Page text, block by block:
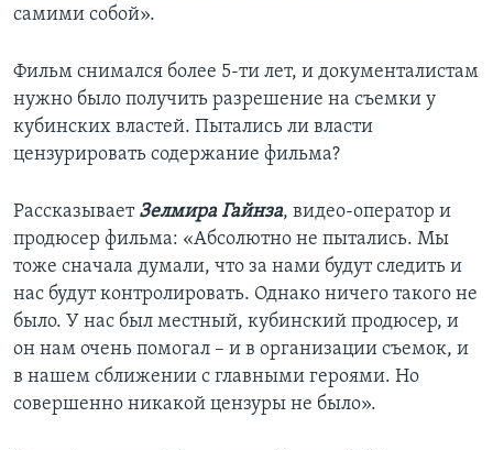
самими собой».
Фильм снимался более 5-ти лет, и документалистам
нужно было получить разрешение на съемки у
кубинских властей. Пытались ли власти
цензурировать содержание фильма?
Рассказывает Зелмира Гайнза, видео-оператор и
продюсер фильма: «Абсолютно не пытались. Мы
тоже сначала думали, что за нами будут следить и
нас будут контролировать. Однако ничего такого не
было. У нас был местный, кубинский продюсер, и
он нам очень помогал – и в организации съемок, и
в нашем сближении с главными героями. Но
совершенно никакой цензуры не было».